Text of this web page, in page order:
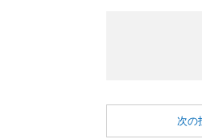
次の